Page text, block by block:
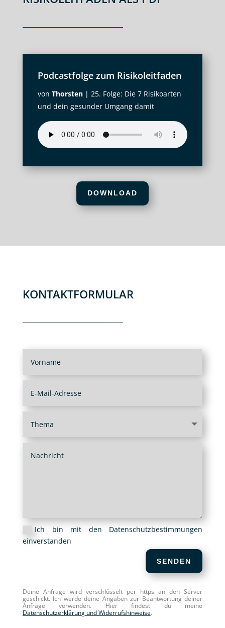
Podcastfolge zum Risikoleitfaden
von Thorsten| 25. Folge: Die 7 Risikoarten
und dein gesunder Umgang damit
DOWNLOAD
KONTAKTFORMULAR
Ich bin mit den Datenschutzbestimmungen
einverstanden
SENDEN
Deine Anfrage wird verschlüsselt per https an den Server
geschickt. Ich werde deine Angaben zur Beantwortung deiner
Anfrage verwenden. Hier findest du meine
Datenschutzerklärung und Widerrufshinweise.